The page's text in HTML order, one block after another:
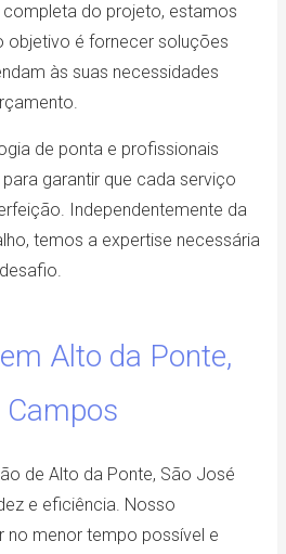
do projeto, estamos
objetivo é fornecer soluções
às suas necessidades
de ponta e profissionais
garantir que cada serviço
Independentemente da
temos a expertise necessária
Alto da Ponte,
Campos
de Alto da Ponte, São José
e eficiência. Nosso
menor tempo possível e